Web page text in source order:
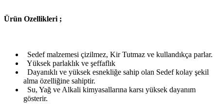
Ürün Ozellikleri ;
Sedef malzemesi çizilmez, Kir Tutmaz ve kullandıkça parlar.
Yüksek parlaklık ve şeffaflık
Dayanıklı ve yüksek esnekliğe sahip olan Sedef kolay şekil
alma özelliğine sahiptir.
Su, Yağ ve Alkali kimyasallarına karsı yüksek dayanım
gösterir.